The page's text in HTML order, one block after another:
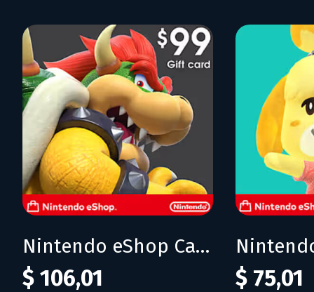
Nintendo eShop Card 99$ (USA)
$ 106,01 $ 75,01